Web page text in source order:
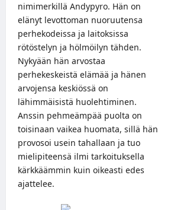
nimimerkillä Andypyro. Hän on
elänyt levottoman nuoruutensa
perhekodeissa ja laitoksissa
rötöstelyn ja hölmöilyn tähden.
Nykyään hän arvostaa
perhekeskeistä elämää ja hänen
arvojensa keskiössä on
lähimmäisistä huolehtiminen.
Anssin pehmeämpää puolta on
toisinaan vaikea huomata, sillä hän
provosoi usein tahallaan ja tuo
mielipiteensä ilmi tarkoituksella
kärkkäämmin kuin oikeasti edes
ajattelee.